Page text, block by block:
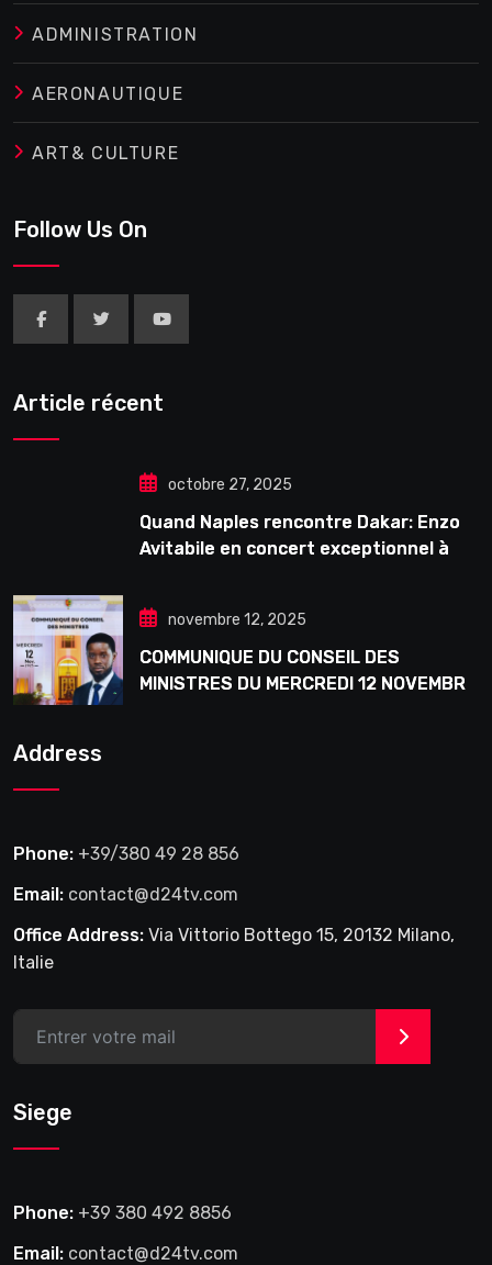
ADMINISTRATION
AERONAUTIQUE
ART& CULTURE
Follow Us On
Article récent
octobre 27, 2025
Quand Naples rencontre Dakar: Enzo
Avitabile en concert exceptionnel à
novembre 12, 2025
COMMUNIQUE DU CONSEIL DES
MINISTRES DU MERCREDI 12 NOVEMBRE
Address
Phone: +39/380 49 28 856
Email: contact@d24tv.com
Office Address: Via Vittorio Bottego 15, 20132 Milano,
Italie
>
Siege
Phone: +39 380 492 8856
Email: contact@d24tv.com